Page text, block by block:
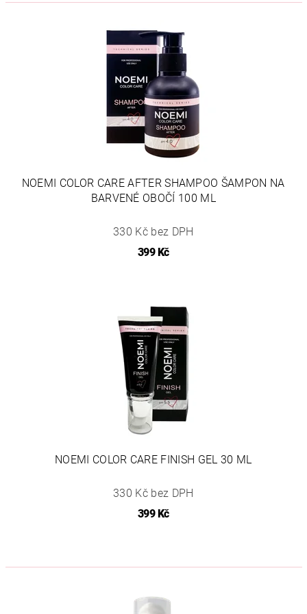
NOEMI COLOR CARE AFTER SHAMPOO ŠAMPON NA
BARVENÉ OBOČÍ 100 ML
330 Kč bez DPH
399 Kč
NOEMI COLOR CARE FINISH GEL 30 ML
330 Kč bez DPH
399 Kč